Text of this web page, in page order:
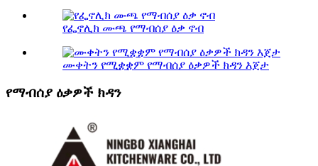
የፌኖሊክ ሙጫ የማብሰያ ዕቃ ኖብ
ሙቀትን የሚቋቋም የማብሰያ ዕቃዎች ክዳን እጀታ
የማብሰያ ዕቃዎች ክዳን